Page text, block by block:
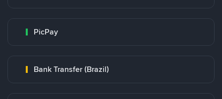
PicPay
Bank Transfer (Brazil)